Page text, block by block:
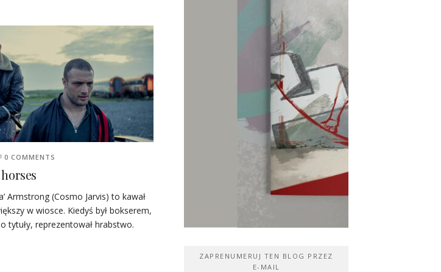
0 COMMENTS
Armstrong (Cosmo Jarvis) to kawał
w wiosce. Kiedyś był bokserem,
tytuły, reprezentował hrabstwo.
ZAPRENUMERUJ TEN BLOG PRZEZ
E-MAIL